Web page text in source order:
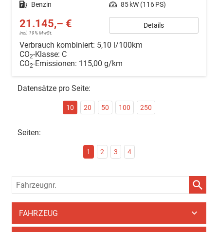
Kraftstoff Benzin Leistung 85 kW (116 PS)
21.145,– €
incl. 19% MwSt.
Details
Verbrauch kombiniert: 5,10 l/100km
CO2-Klasse: C
CO2-Emissionen: 115,00 g/km
Datensätze pro Seite:
10 20 50 100 250
Seiten:
1 2 3 4
Fahrzeugnr.
FAHRZEUG